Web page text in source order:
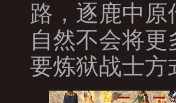
路，逐鹿中
自然不会将
要炼狱战士方